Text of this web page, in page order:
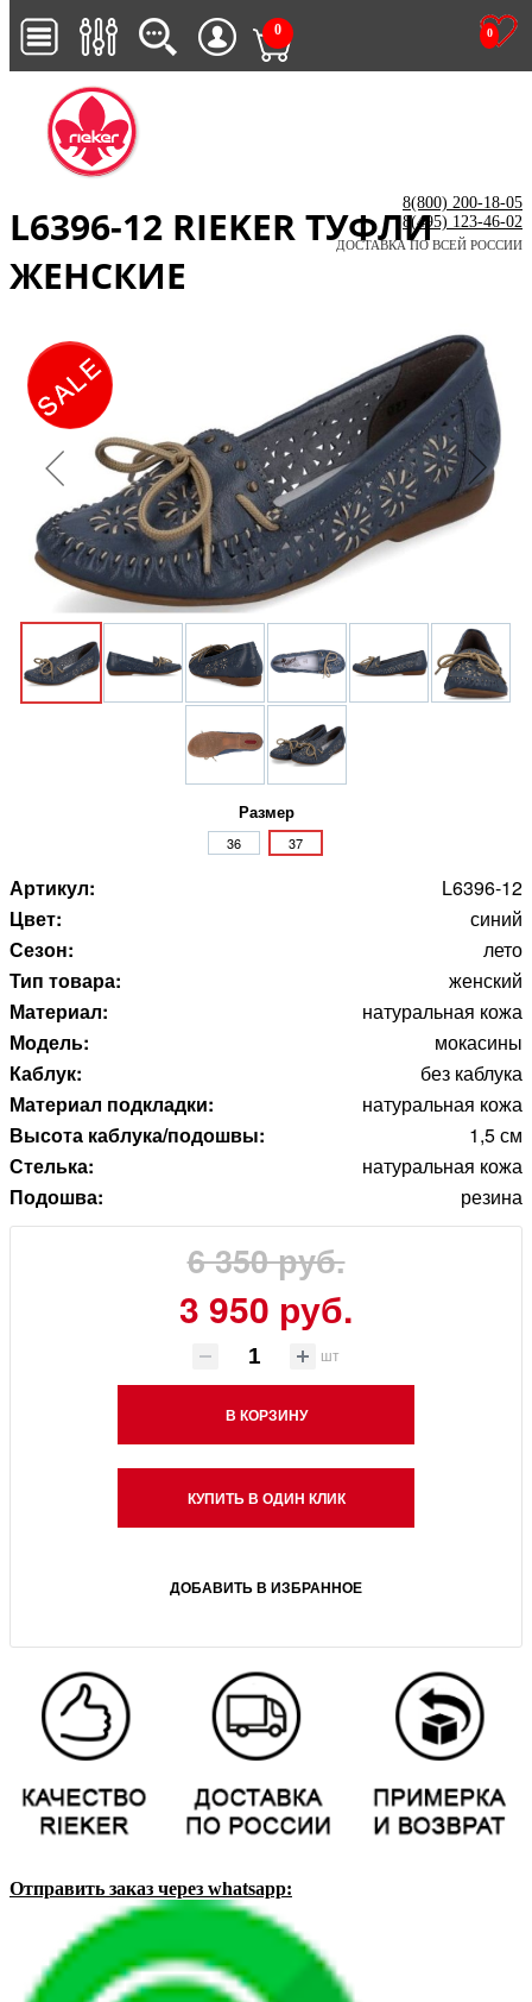
0
0
8(800) 200-18-05
8(495) 123-46-02
ДОСТАВКА ПО ВСЕЙ РОССИИ
L6396-12 RIEKER ТУФЛИ
ЖЕНСКИЕ
Размер
36 37
Артикул:
L6396-12
Цвет:
синий
Сезон:
лето
Тип товара:
женский
Материал:
натуральная кожа
Модель:
мокасины
Каблук:
без каблука
Материал подкладки:
натуральная кожа
Высота каблука/подошвы:
1,5 см
Стелька:
натуральная кожа
Подошва:
резина
6 350 руб.
3 950 руб.
шт
В КОРЗИНУ
КУПИТЬ В ОДИН КЛИК
ДОБАВИТЬ В ИЗБРАННОЕ
Отправить заказ через whatsapp: